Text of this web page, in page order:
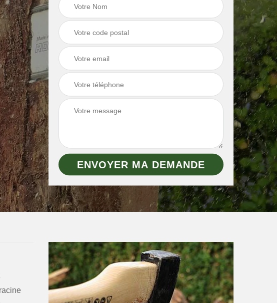
arbre
et haie 80
Entreprise abattage
Entreprise de
jardinage 80